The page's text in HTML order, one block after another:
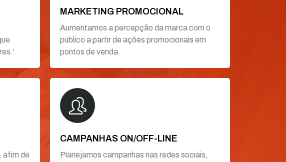
MARKETING PROMOCIONAL
Aumentamos a percepção da marca com o
público a partir de ações promocionais em
pontos de venda.
afim de
CAMPANHAS ON/OFF-LINE
Planejamos campanhas nas redes sociais,